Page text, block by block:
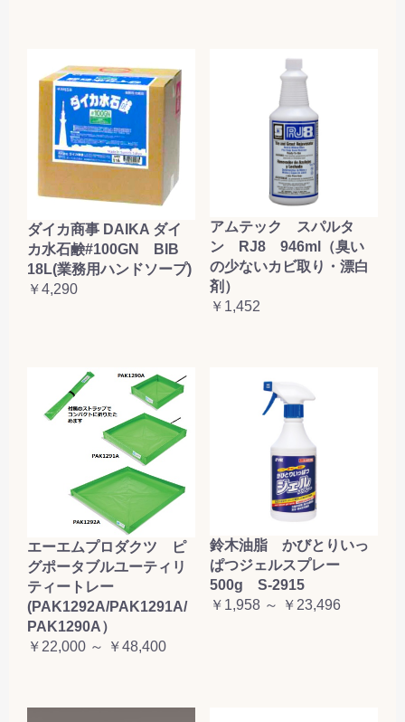
ダイカ商事 DAIKA ダイ
カ水石鹸#100GN BIB
18L(業務用ハンドソープ)
￥4,290
アムテック スパルタ
ン RJ8 946ml（臭い
の少ないカビ取り・漂白
剤）
￥1,452
エーエムプロダクツ ピ
グポータブルユーティリ
ティートレー
(PAK1292A/PAK1291A/
PAK1290A）
￥22,000 ～ ￥48,400
鈴木油脂 かびとりいっ
ぱつジェルスプレー
500g S-2915
￥1,958 ～ ￥23,496